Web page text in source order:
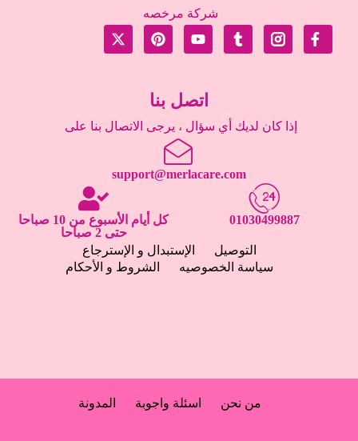
شركة مرخصه
اتصل بنا
إذا كان لديك أي سؤال ، يرجى الاتصال بنا على
support@merlacare.com
01030499887
كل أيام الأسبوع من 10 صباحا
حتى 2 صباحا
التوصيل
الإستبدال و الإسترجاع
سياسة الخصوصيه
الشروط و الأحكام
من نحن اسئلة واجوبة المدونة